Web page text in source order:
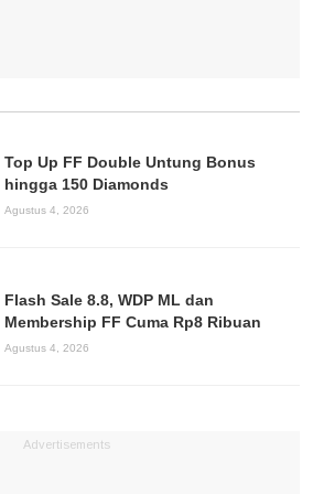
Top Up FF Double Untung Bonus
hingga 150 Diamonds
Agustus 4, 2026
Flash Sale 8.8, WDP ML dan
Membership FF Cuma Rp8 Ribuan
Agustus 4, 2026
Advertisements